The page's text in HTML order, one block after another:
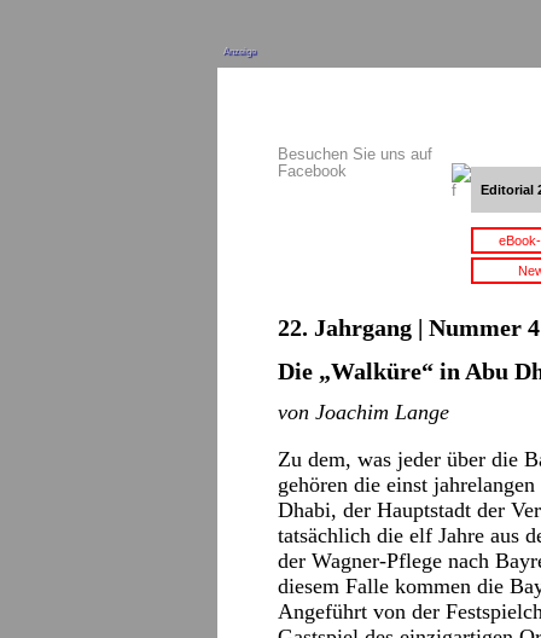
Anzeige
Besuchen Sie uns auf
Facebook
Editorial
22. Jahrgang | Nummer
Die „Walküre“ in Abu
von Joachim Lange
Zu dem, was jeder über die
gehören die einst
Dhabi, der Hauptstadt der
tatsächlich die elf Jahre aus
der Wagner-Pflege nach
diesem Falle kommen die
Angeführt von der